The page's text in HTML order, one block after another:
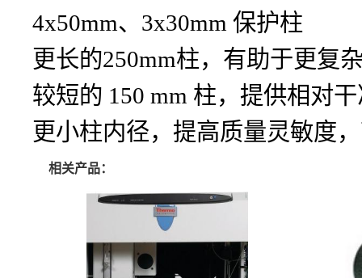
4x50mm、3x30mm 保护柱
更长的250mm柱，有助于更复
较短的 150 mm 柱，提供相对
更小柱内径，提高质量灵敏度
相关产品：